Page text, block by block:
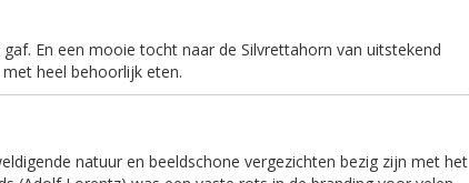
En een mooie tocht naar de Silvrettahorn van uitstekend
heel behoorlijk eten.
natuur en beeldschone vergezichten bezig zijn met het